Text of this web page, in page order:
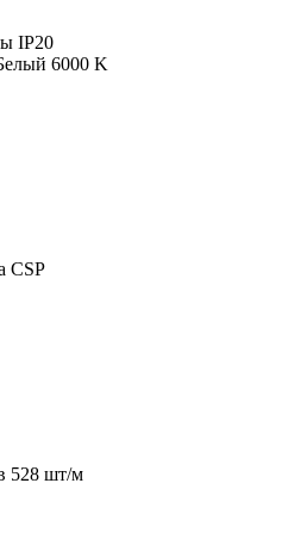
IP20
6000 K
CSP
528 шт/м